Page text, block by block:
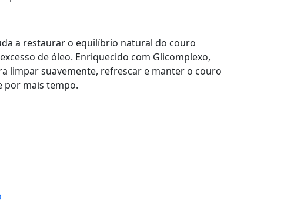
a restaurar o equilíbrio natural do couro
de óleo. Enriquecido com Glicomplexo,
limpar suavemente, refrescar e manter o couro
por mais tempo.